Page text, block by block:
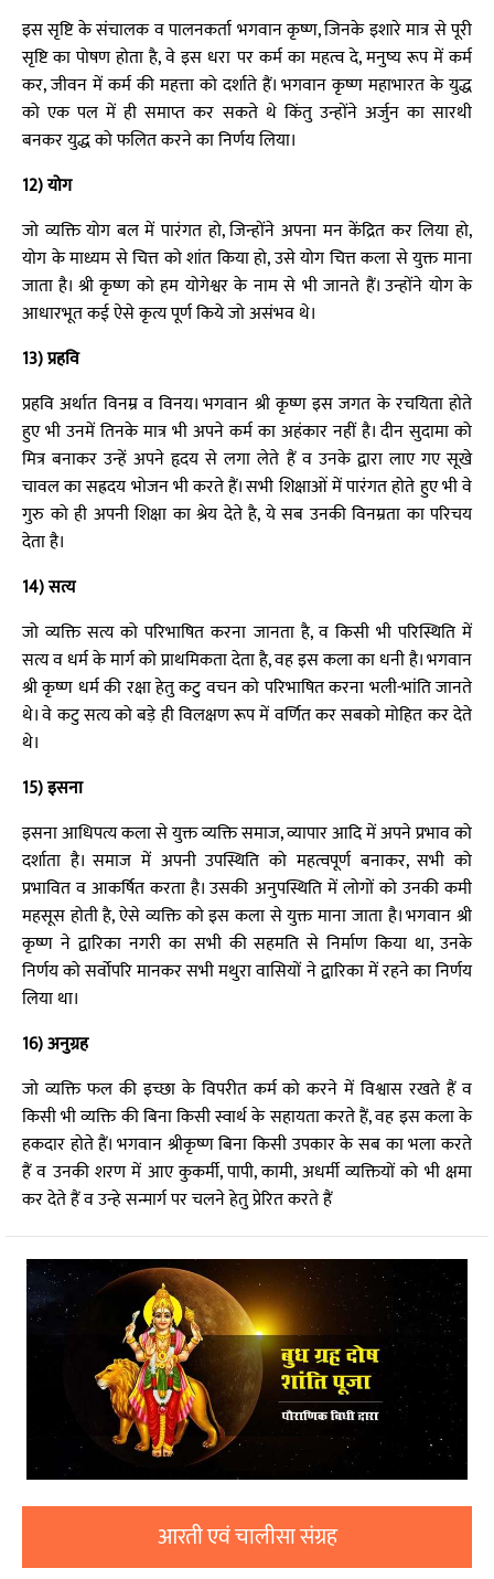
इस सृष्टि के संचालक व पालनकर्ता भगवान कृष्ण, जिनके इशारे मात्र से पूरी
सृष्टि का पोषण होता है, वे इस धरा पर कर्म का महत्व दे, मनुष्य रूप में कर्म
कर, जीवन में कर्म की महत्ता को दर्शाते हैं। भगवान कृष्ण महाभारत के युद्ध
को एक पल में ही समाप्त कर सकते थे किंतु उन्होंने अर्जुन का सारथी
बनकर युद्ध को फलित करने का निर्णय लिया।
12) योग
जो व्यक्ति योग बल में पारंगत हो, जिन्होंने अपना मन केंद्रित कर लिया हो,
योग के माध्यम से चित्त को शांत किया हो, उसे योग चित्त कला से युक्त माना
जाता है। श्री कृष्ण को हम योगेश्वर के नाम से भी जानते हैं। उन्होंने योग के
आधारभूत कई ऐसे कृत्य पूर्ण किये जो असंभव थे।
13) प्रहवि
प्रहवि अर्थात विनम्र व विनय। भगवान श्री कृष्ण इस जगत के रचयिता होते
हुए भी उनमें तिनके मात्र भी अपने कर्म का अहंकार नहीं है। दीन सुदामा को
मित्र बनाकर उन्हें अपने हृदय से लगा लेते हैं व उनके द्वारा लाए गए सूखे
चावल का सह्रदय भोजन भी करते हैं। सभी शिक्षाओं में पारंगत होते हुए भी वे
गुरु को ही अपनी शिक्षा का श्रेय देते है, ये सब उनकी विनम्रता का परिचय
देता है।
14) सत्य
जो व्यक्ति सत्य को परिभाषित करना जानता है, व किसी भी परिस्थिति में
सत्य व धर्म के मार्ग को प्राथमिकता देता है, वह इस कला का धनी है। भगवान
श्री कृष्ण धर्म की रक्षा हेतु कटु वचन को परिभाषित करना भली-भांति जानते
थे। वे कटु सत्य को बड़े ही विलक्षण रूप में वर्णित कर सबको मोहित कर देते
थे।
15) इसना
इसना आधिपत्य कला से युक्त व्यक्ति समाज, व्यापार आदि में अपने प्रभाव को
दर्शाता है। समाज में अपनी उपस्थिति को महत्वपूर्ण बनाकर, सभी को
प्रभावित व आकर्षित करता है। उसकी अनुपस्थिति में लोगों को उनकी कमी
महसूस होती है, ऐसे व्यक्ति को इस कला से युक्त माना जाता है। भगवान श्री
कृष्ण ने द्वारिका नगरी का सभी की सहमति से निर्माण किया था, उनके
निर्णय को सर्वोपरि मानकर सभी मथुरा वासियों ने द्वारिका में रहने का निर्णय
लिया था।
16) अनुग्रह
जो व्यक्ति फल की इच्छा के विपरीत कर्म को करने में विश्वास रखते हैं व
किसी भी व्यक्ति की बिना किसी स्वार्थ के सहायता करते हैं, वह इस कला के
हकदार होते हैं। भगवान श्रीकृष्ण बिना किसी उपकार के सब का भला करते
हैं व उनकी शरण में आए कुकर्मी, पापी, कामी, अधर्मी व्यक्तियों को भी क्षमा
कर देते हैं व उन्हे सन्मार्ग पर चलने हेतु प्रेरित करते हैं
आरती एवं चालीसा संग्रह